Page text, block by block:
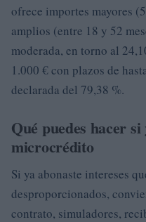
ofrece importes mayores
amplios (entre 18 y 52
moderada, en torno al
1.000 € con plazos de
declarada del 79,38 %.
Qué puedes hacer
microcrédito
Si ya abonaste intereses
desproporcionados,
contrato, simuladores,